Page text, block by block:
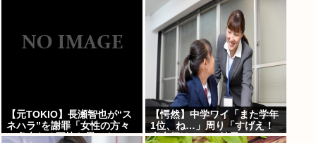
【元TOKIO】長瀬智也が“ス
ネハラ”を謝罪「女性の方々
に多大なる不快な思いを…」
【愕然】中学ワイ「また学年
1位、ね…」周り「すげえ！
東大行け！」⇒結果www